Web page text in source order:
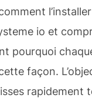
io et
pourquoi
façon.
rapidement